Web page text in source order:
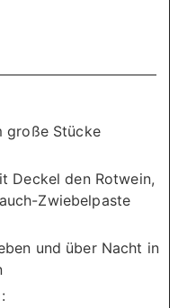
große Stücke
Deckel den Rotwein,
Zwiebelpaste
und über Nacht in